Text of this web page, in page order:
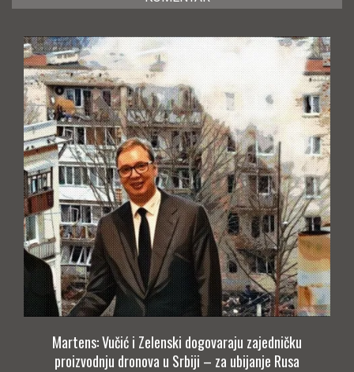
Martens: Vučić i Zelenski dogovaraju zajedničku
proizvodnju dronova u Srbiji – za ubijanje Rusa